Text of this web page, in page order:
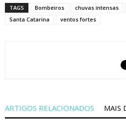
TAGS Bombeiros chuvas intensas
Santa Catarina
ventos fortes
ARTIGOS RELACIONADOS MAIS